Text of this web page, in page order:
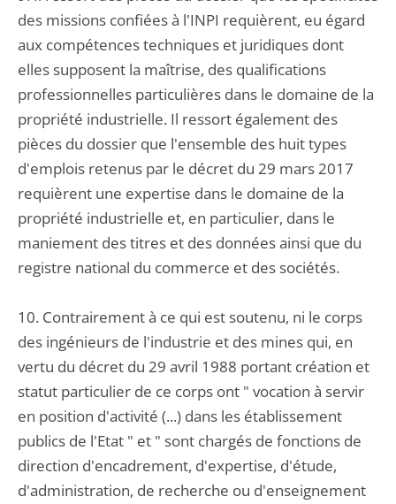
des missions confiées à l'INPI requièrent, eu égard
aux compétences techniques et juridiques dont
elles supposent la maîtrise, des qualifications
professionnelles particulières dans le domaine de la
propriété industrielle. Il ressort également des
pièces du dossier que l'ensemble des huit types
d'emplois retenus par le décret du 29 mars 2017
requièrent une expertise dans le domaine de la
propriété industrielle et, en particulier, dans le
maniement des titres et des données ainsi que du
registre national du commerce et des sociétés.
10. Contrairement à ce qui est soutenu, ni le corps
des ingénieurs de l'industrie et des mines qui, en
vertu du décret du 29 avril 1988 portant création et
statut particulier de ce corps ont " vocation à servir
en position d'activité (...) dans les établissement
publics de l'Etat " et " sont chargés de fonctions de
direction d'encadrement, d'expertise, d'étude,
d'administration, de recherche ou d'enseignement